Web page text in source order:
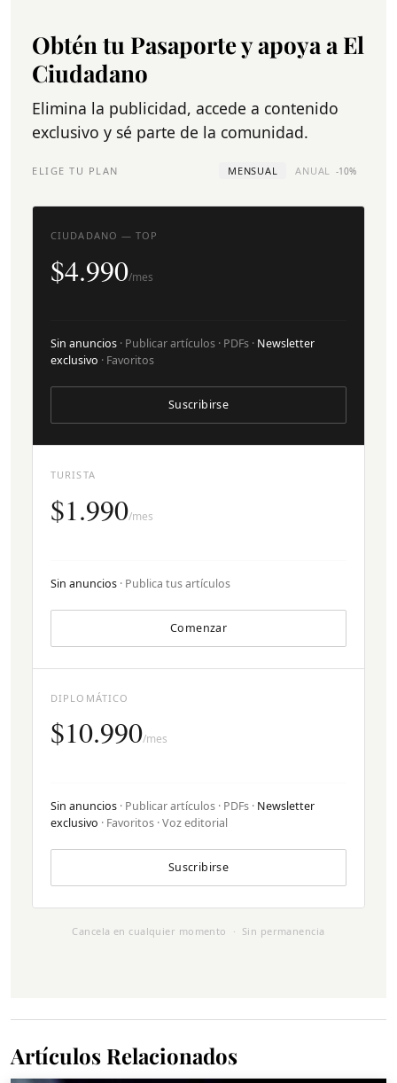
Obtén tu Pasaporte y apoya a El
Ciudadano
Elimina la publicidad, accede a contenido
exclusivo y sé parte de la comunidad.
ELIGE TU PLAN MENSUAL ANUAL -10%
TURISTA
$1.990/mes
Sin anuncios · Publica tus artículos
Comenzar
CIUDADANO — TOP
$4.990/mes
Sin anuncios · Publicar artículos · PDFs · Newsletter
exclusivo · Favoritos
Suscribirse
DIPLOMÁTICO
$10.990/mes
Sin anuncios · Publicar artículos · PDFs · Newsletter
exclusivo · Favoritos · Voz editorial
Suscribirse
Cancela en cualquier momento · Sin permanencia
Artículos Relacionados